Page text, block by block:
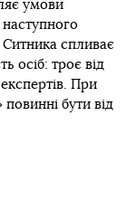
умови
наступного
спливає
осіб: троє від
При
бути від